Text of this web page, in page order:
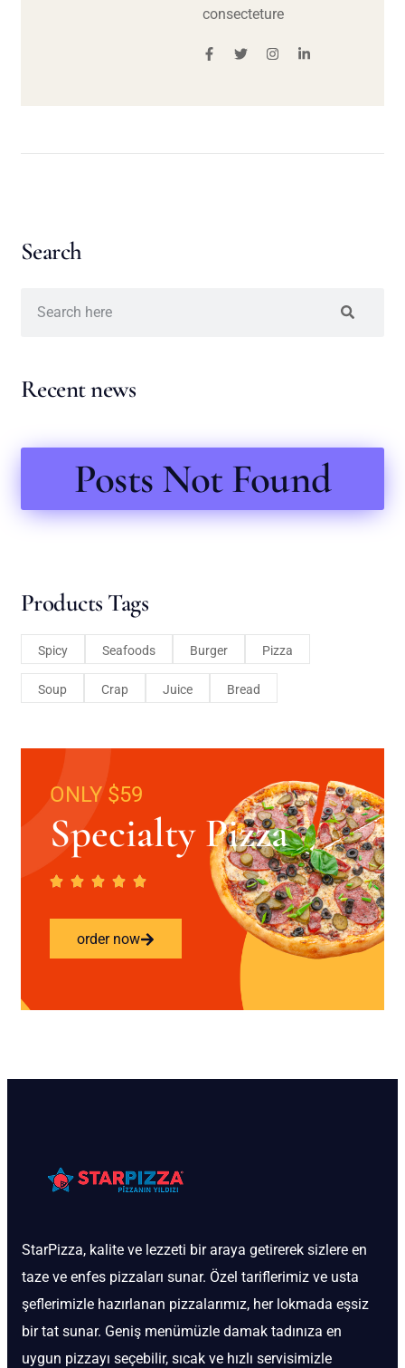
consecteture
Search
Recent news
Posts Not Found
Products Tags
Spicy Seafoods Burger Pizza
Soup Crap Juice Bread
ONLY $59
Specialty Pizza
order now
StarPizza, kalite ve lezzeti bir araya getirerek sizlere en
taze ve enfes pizzaları sunar. Özel tariflerimiz ve usta
şeflerimizle hazırlanan pizzalarımız, her lokmada eşsiz
bir tat sunar. Geniş menümüzle damak tadınıza en
uygun pizzayı seçebilir, sıcak ve hızlı servisimizle